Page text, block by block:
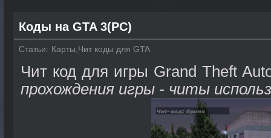
Коды на GTA 3(PC)
Статьи: Карты,Чит коды для GTA
Чит код для игры Grand Theft
прохождения игры - читы